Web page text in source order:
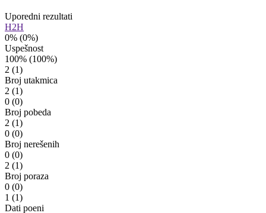
Uporedni rezultati
H2H
0% (0%)
Uspešnost
100% (100%)
2 (1)
Broj utakmica
2 (1)
0 (0)
Broj pobeda
2 (1)
0 (0)
Broj nerešenih
0 (0)
2 (1)
Broj poraza
0 (0)
1 (1)
Dati poeni